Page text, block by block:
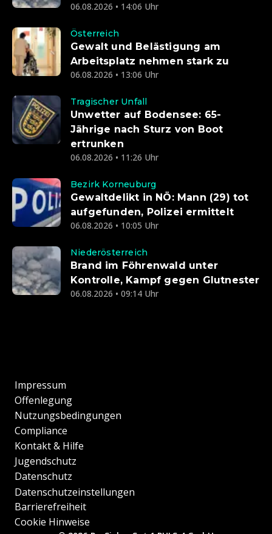
06.08.2026 • 14:06 Uhr
Österreich
Gewalt und Belästigung am
Arbeitsplatz nehmen stark zu
06.08.2026 • 13:06 Uhr
Tragischer Unfall
Unwetter auf Bodensee: 65-
Jährige nach Sturz von Boot
ertrunken
06.08.2026 • 11:26 Uhr
Bezirk Korneuburg
Gewaltdelikt in NÖ: Mann (29) tot
aufgefunden, Polizei ermittelt
06.08.2026 • 10:05 Uhr
Niederösterreich
Brand im Föhrenwald unter
Kontrolle, Kampf gegen Glutnester
06.08.2026 • 09:14 Uhr
Impressum
Offenlegung
Nutzungsbedingungen
Compliance
Kontakt & Hilfe
Jugendschutz
Datenschutz
Datenschutzeinstellungen
Barrierefreiheit
Cookie Hinweise